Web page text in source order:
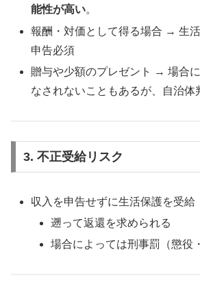
能性が高い。
報酬・対価として得る場合 → 生
申告必須
贈与や少額のプレゼント → 場合
なされないこともあるが、自治体
3. 不正受給リスク
収入を申告せずに生活保護を受
遡って返還を求められる
場合によっては刑事罰（懲役